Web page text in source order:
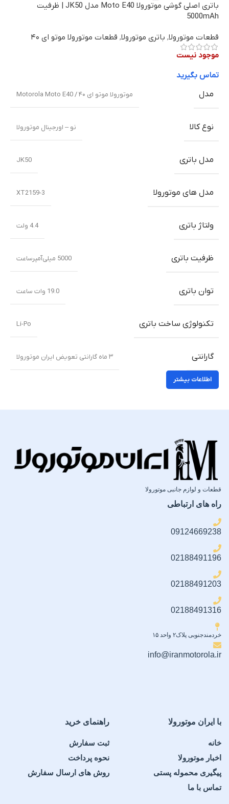
باتری اصلی گوشی موتورولا Moto E40 مدل JK50 | ظرفیت
5000mAh
قطعات موتورولا, باتری موتورولا, قطعات موتورولا موتو ای ۴۰
موجود نیست
تماس بگیرید
مدل
موتورولا موتو ای ۴۰ / Motorola Moto E40
نوع کالا نو – اورجینال موتورولا
مدل باتری JK50
مدل های موتورولا XT2159-3
ولتاژ باتری 4.4 ولت
ظرفیت باتری 5000 میلی‌‌‌آمپرساعت
توان باتری 19.0 وات ساعت
تکنولوژی ساخت باتری Li-Po
گارانتی ۳ ماه گارانتی تعویض ایران موتورولا
اطلاعات بیشتر
قطعات و لوازم جانبی موتورولا
راه های ارتباطی
09124669238
02188491196
02188491203
02188491316
خردمندجنوبی پلاک۲ واحد ۱۵
info@iranmotorola.ir
با ایران موتورولا
خانه
اخبار موتورولا
پیگیری محموله پستی
تماس با ما
راهنمای خرید
ثبت سفارش
نحوه پرداخت
روش های ارسال سفارش